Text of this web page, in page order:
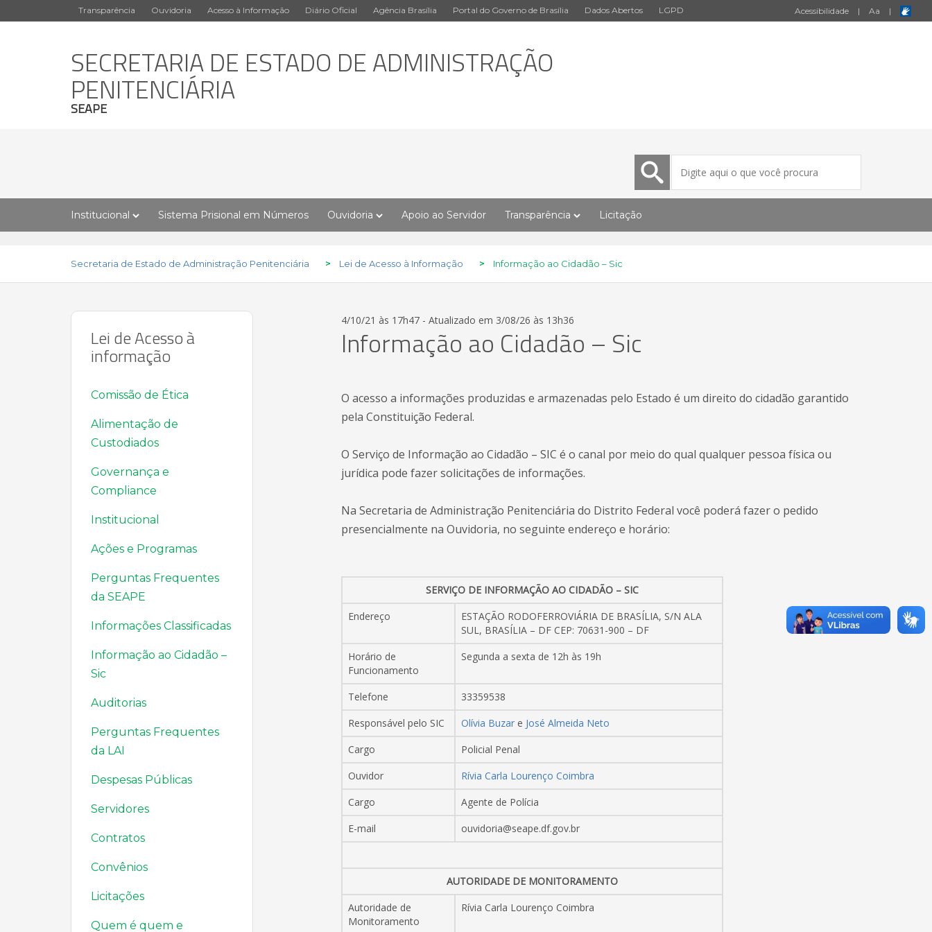
Transparência Ouvidoria Acesso à Informação Diário Oficial Agência Brasília Portal do Governo de Brasília Dados Abertos LGPD Acessibilidade | Aa |
SECRETARIA DE ESTADO DE ADMINISTRAÇÃO
PENITENCIÁRIA
SEAPE
Institucional Sistema Prisional em Números Ouvidoria Apoio ao Servidor Transparência Licitação
Secretaria de Estado de Administração Penitenciária > Lei de Acesso à Informação > Informação ao Cidadão – Sic
4/10/21 às 17h47 - Atualizado em 3/08/26 às 13h36
Informação ao Cidadão – Sic
O acesso a informações produzidas e armazenadas pelo Estado é um direito do cidadão garantido
pela Constituição Federal.
O Serviço de Informação ao Cidadão – SIC é o canal por meio do qual qualquer pessoa física ou
jurídica pode fazer solicitações de informações.
Na Secretaria de Administração Penitenciária do Distrito Federal você poderá fazer o pedido
presencialmente na Ouvidoria, no seguinte endereço e horário:
SERVIÇO DE INFORMAÇÃO AO CIDADÃO – SIC
Endereço
ESTAÇÃO RODOFERROVIÁRIA DE BRASÍLIA, S/N ALA
SUL, BRASÍLIA – DF CEP: 70631-900 – DF
Horário de
Funcionamento
Segunda a sexta de 12h às 19h
Telefone
33359538
Responsável pelo SIC
Olívia Buzar e José Almeida Neto
Cargo
Policial Penal
Ouvidor
Rívia Carla Lourenço Coimbra
Cargo
Agente de Polícia
E-mail
ouvidoria@seape.df.gov.br
AUTORIDADE DE MONITORAMENTO
Autoridade de
Monitoramento
Rívia Carla Lourenço Coimbra
Lei de Acesso à
informação
Comissão de Ética
Alimentação de
Custodiados
Governança e
Compliance
Institucional
Ações e Programas
Perguntas Frequentes
da SEAPE
Informações Classificadas
Informação ao Cidadão –
Sic
Auditorias
Perguntas Frequentes
da LAI
Despesas Públicas
Servidores
Contratos
Convênios
Licitações
Quem é quem e